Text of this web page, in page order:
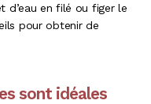
d’eau en filé ou figer le
pour obtenir de
sont idéales